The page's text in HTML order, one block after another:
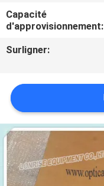
CONTRÔLE
DE
LA
NOUS
CONTACTER
NOUVELLES
Capacité
d'approvisionnement:
Surligner: